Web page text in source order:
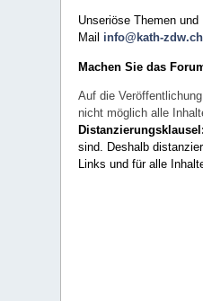
Unseriöse Themen
Mail info@kath-zdw.ch
Machen Sie das
Auf die
nicht möglich alle
Distanzierungsklausel:
sind. Deshalb
Links und für alle